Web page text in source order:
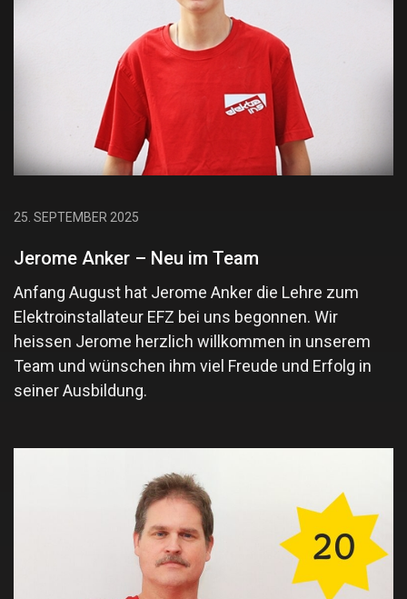
25. SEPTEMBER 2025
Jerome Anker – Neu im Team
Anfang August hat Jerome Anker die Lehre zum
Elektroinstallateur EFZ bei uns begonnen. Wir
heissen Jerome herzlich willkommen in unserem
Team und wünschen ihm viel Freude und Erfolg in
seiner Ausbildung.